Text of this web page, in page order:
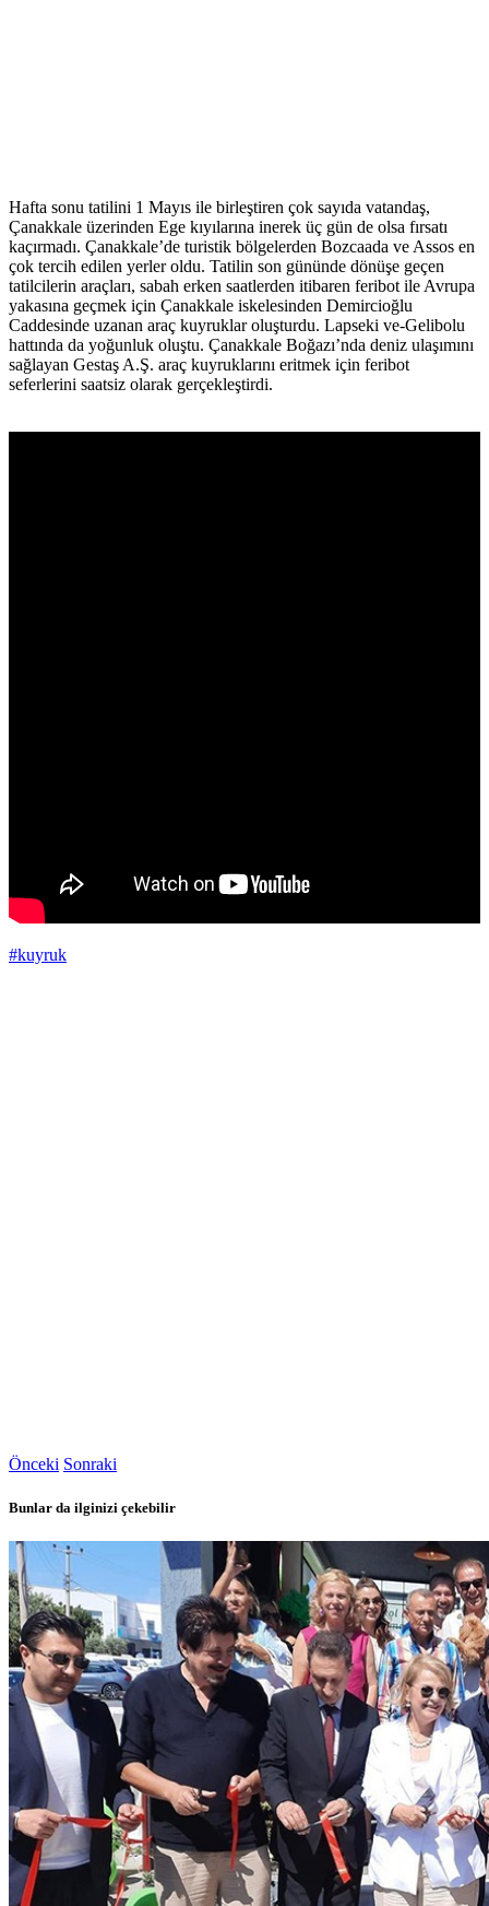
Hafta sonu tatilini 1 Mayıs ile birleştiren çok sayıda vatandaş,
Çanakkale üzerinden Ege kıyılarına inerek üç gün de olsa fırsatı
kaçırmadı. Çanakkale’de turistik bölgelerden Bozcaada ve Assos en
çok tercih edilen yerler oldu. Tatilin son gününde dönüşe geçen
tatilcilerin araçları, sabah erken saatlerden itibaren feribot ile Avrupa
yakasına geçmek için Çanakkale iskelesinden Demircioğlu
Caddesinde uzanan araç kuyruklar oluşturdu. Lapseki ve-Gelibolu
hattında da yoğunluk oluştu. Çanakkale Boğazı’nda deniz ulaşımını
sağlayan Gestaş A.Ş. araç kuyruklarını eritmek için feribot
seferlerini saatsiz olarak gerçekleştirdi.
#kuyruk
Önceki Sonraki
Bunlar da ilginizi çekebilir